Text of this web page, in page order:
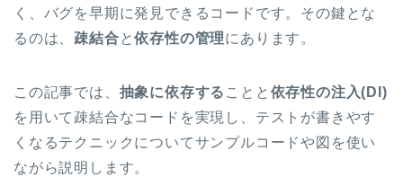
く、バグを早期に発見できるコードです。その鍵とな
るのは、 疎結合 と依存性の管理にあります。
この記事では、 抽象に依存する ことと 依存性の注入(DI)
を用いて疎結合なコードを実現し、テストが書きやす
くなるテクニックについてサンプルコードや図を使い
ながら説明します。